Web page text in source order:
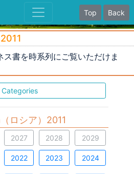
Top Back
ス書を時系列にご覧いただけま
Categories
ロシア）2011
2027 2028 2029
2022 2023 2024